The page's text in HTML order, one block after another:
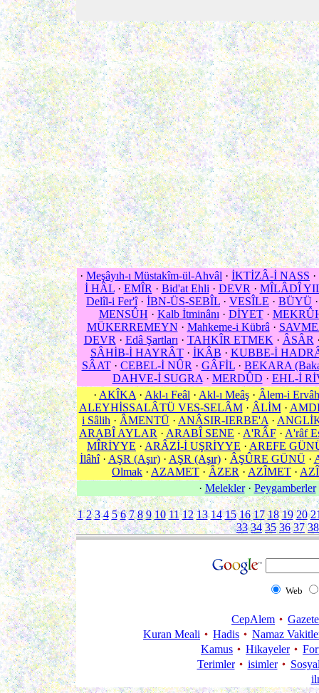
· Meşâyıh-ı Müstakîm-ül-Ahvâl · İKTİZÂ-İ NASS ·
İ HÂL· EMÎR · Bid'at Ehli · DEVR · MÎLÂDÎ
Delîl-i Fer'î· İBN-ÜS-SEBÎL · VESÎLE · BÜYÜ
MENSÛH · Kalb İtminânı · DİYET·
MÜKERREMEYN · Mahkeme-i Kübrâ ·
DEVR · Edâ Şartları · TAHKÎR ETMEK · ÂSÂR
SÂHİB-İ HAYRÂT· İKÂB · KUBBE-İ
SÂAT· CEBEL-İ NÛR · GÂFİL· BEKARA
DAHVE-İ SUGRA · MERDÛD · EHL-İ
· AKÎKA · Akl-ı Feâl · Akl-ı Meâş · Âlem-i Ervâh
ALEYHİSSALÂTÜ VES-SELÂM· ÂLİM·
i Sâlih · ÂMENTÜ · ANÂSIR-IERBE'A ·
ARABÎ AYLAR · ARABÎ SENE · A'RÂF · A'râf
MÎRİYYE · ARÂZİ-İ UŞRİYYE · AREFE
İlâhî· AŞR (Aşır)· AŞR (Aşır)· ÂŞÛRE GÜNÜ·
Olmak · AZAMET · ÂZER · AZÎMET ·
· Melekler· Peygamberler
1 2 3 4 5 6 7 8 9 10 11 12 13 14 15 16 17 18 19 20
33 34 35 36 37 38
Web
CepAlem
Kuran Meali
Hadis
Namaz
Kamus
Hikayeler
Terimler
isimler